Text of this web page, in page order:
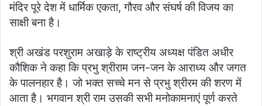
मंदिर पूरे देश में धार्मिक एकता, गौरव और संघर्ष की विजय का
साक्षी बना है।
श्री अखंड परशुराम अखाड़े के राष्ट्रीय अध्यक्ष पंडित अधीर
कौशिक ने कहा कि प्रभु श्रीराम जन-जन के आराध्य और जगत
के पालनहार है। जो भक्त सच्चे मन से प्रभु श्रीरम की शरण में
आता है। भगवान श्री राम उसकी सभी मनोकामनाएं पूर्ण करते